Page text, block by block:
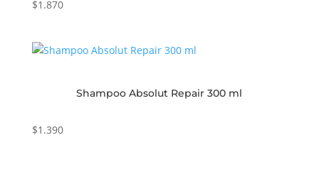
$1.870
Shampoo Absolut Repair 300 ml
$1.390